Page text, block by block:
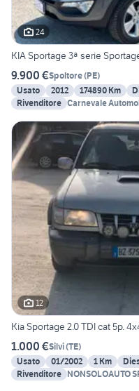
24
KIA Sportage 3ª serie
9.900 €Spoltore(PE)
Usato
2012 174890 Km
Rivenditore Carnevale
12
Kia Sportage 2.0 TDI cat 5p.
1.000 €Silvi(TE)
Usato
01/2002 1 Km
Rivenditore NONSOLOAUTO